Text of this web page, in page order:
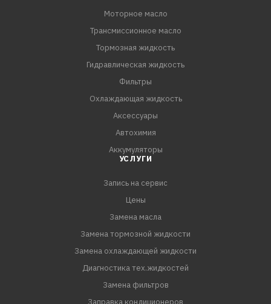
Моторное масло
Трансмиссионное масло
Тормозная жидкость
Гидравлическая жидкость
Фильтры
Охлаждающая жидкость
Аксессуары
Автохимия
Аккумуляторы
УСЛУГИ
Запись на сервис
Цены
Замена масла
Замена тормозной жидкости
Замена охлаждающей жидкости
Диагностика тех.жидкостей
Замена фильтров
Заправка кондиционеров